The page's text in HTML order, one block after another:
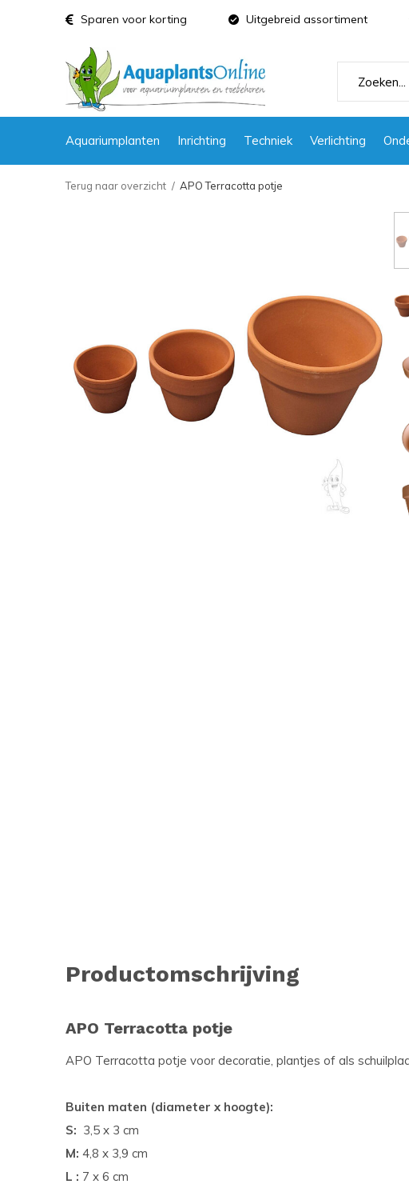
Aquariumplanten Inrichting Techniek Verlichting
Sparen voor korting Uitgebreid assortiment
Terug naar overzicht APO Terracotta potje
Productomschrijving
APO Terracotta potje
APO Terracotta potje voor decoratie, plantjes of als
Buiten maten (diameter x hoogte):
S: 3,5 x 3 cm
M: 4,8 x 3,9 cm
L : 7 x 6 cm